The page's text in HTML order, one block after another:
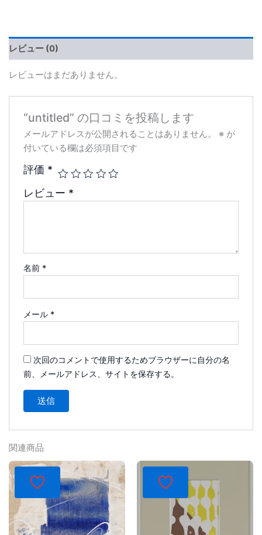
レビュー (0)
レビューはまだありません。
“untitled” の口コミを投稿します
メールアドレスが公開されることはありません。 ※ が
付いている欄は必須項目です
評価 *
レビュー *
名前 *
メール *
次回のコメントで使用するためブラウザーに自分の名
前、メールアドレス、サイトを保存する。
関連商品